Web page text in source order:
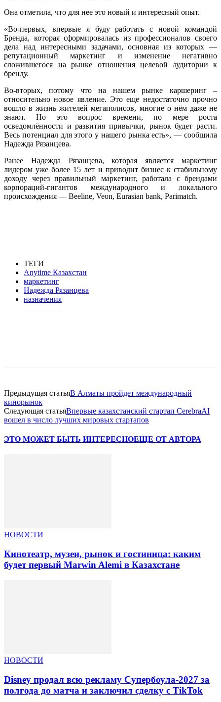
Она отметила, что для нее это новый и интересный опыт.
«Во-первых, впервые я буду работать с новой командой
Бренда, которая сформировалась из профессионалов своего
дела над интересными задачами, основная из которых —
репутационный маркетинг и изменение негативно
сложившегося на рынке отношения целевой аудитории к
бренду.
Во-вторых, потому что на нашем рынке каршеринг –
относительно новое явление. Это еще недостаточно прочно
вошло в жизнь жителей мегаполисов, многие о нём даже не
знают. Но это вопрос времени, по мере роста
осведомлённости и развития привычки, рынок будет расти.
Весь потенциал для этого у нашего рынка есть», — сообщила
Надежда Рязанцева.
Ранее Надежда Рязанцева, которая является маркетинг
лидером уже более 15 лет и приводит бизнес к стабильному
доходу через правильный маркетинг, работала с брендами
корпораций-гигантов международного и локального
происхождения — Beeline, Veon, Eurasian bank, Parimatch.
ТЕГИ
Anytime Казахстан
маркетинг
Надежда Рязанцева
назначения
Предыдущая статьяВ Алматы пройдет международный
кинорынок
Следующая статьяВпервые казахстанский стартап CerebraAI
вошел в число лучших мировых стартапов
ЭТО МОЖЕТ БЫТЬ ИНТЕРЕСНОЕЩЕ ОТ АВТОРА
НОВОСТИ
Кинотеатр, музеи, рынок и гостиница: каким
будет первый Marwin Alemi в Казахстане
НОВОСТИ
Disney продал всю рекламу Супербоула-2027 за
полгода до матча и заключил сделку с TikTok